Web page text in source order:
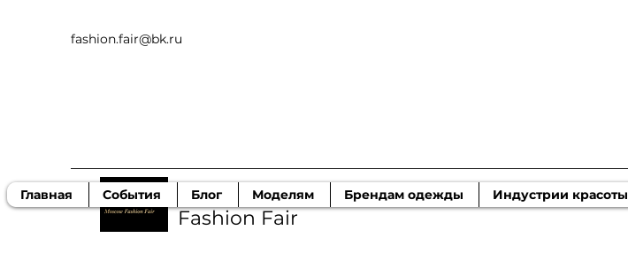
fashion.fair@bk.ru
Московская ярмарка моды Moscow
Fashion Fair
Главная События Блог Моделям Брендам одежды Индустрии красоты